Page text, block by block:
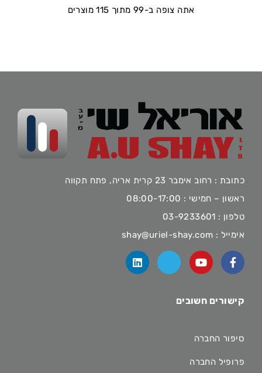
אתה צופה ב-99 מתוך 115 מוצרים
כתובת : רחוב אימבר 23 קרית אריה, פתח תקווה
ראשון – חמישי : 08:00-17:00
טלפון : 03-9233601
אימייל : shay@uriel-shay.com
קישורים חשובים
סיפור החברה
פרופיל החברה